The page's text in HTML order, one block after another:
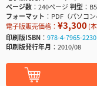
ページ数
240ページ判型
フォーマット
PDF（パソコ
電子版販売価格： ¥3,300(
印刷版ISBN
978-4-7965-
印刷版発行年月
2010/08